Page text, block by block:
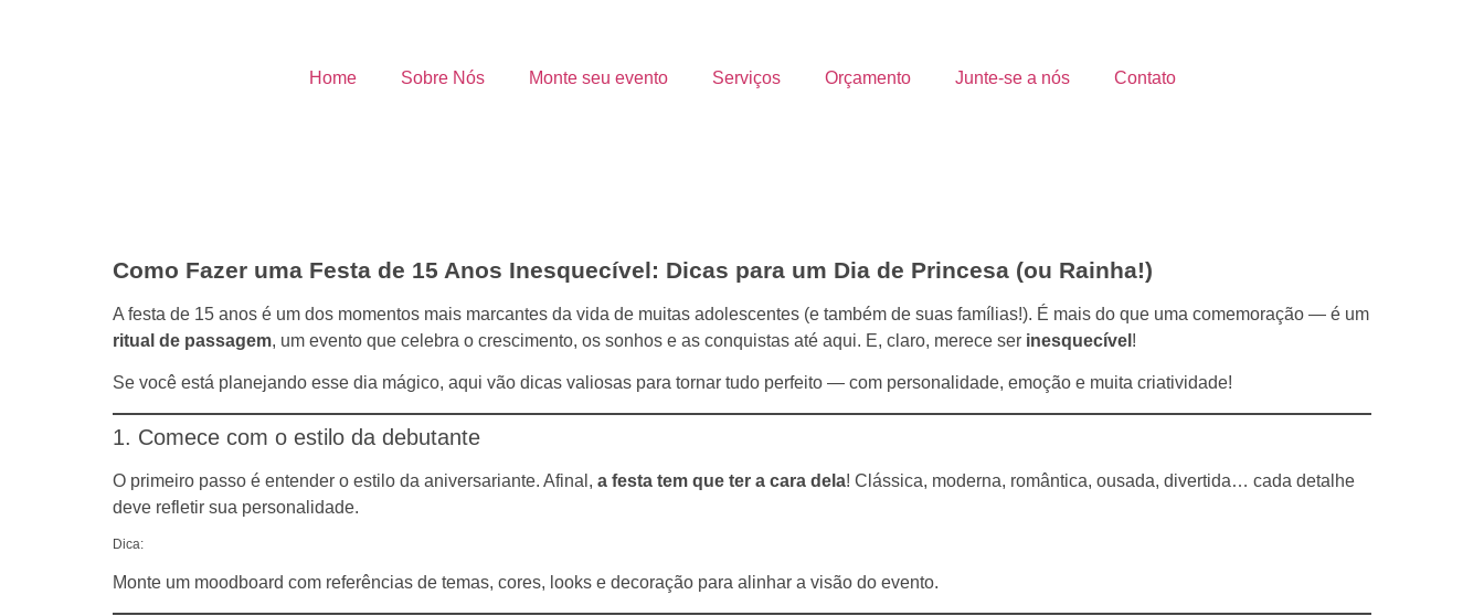
Home Sobre Nós Monte seu evento Serviços Orçamento Junte-se a nós Contato
Como Fazer uma Festa de 15 Anos Inesquecível: Dicas para um Dia de Princesa (ou Rainha!)
A festa de 15 anos é um dos momentos mais marcantes da vida de muitas adolescentes (e também de suas famílias!). É mais do que uma comemoração — é um
ritual de passagem, um evento que celebra o crescimento, os sonhos e as conquistas até aqui. E, claro, merece ser inesquecível !
Se você está planejando esse dia mágico, aqui vão dicas valiosas para tornar tudo perfeito — com personalidade, emoção e muita criatividade!
1. Comece com o estilo da debutante
O primeiro passo é entender o estilo da aniversariante. Afinal, a festa tem que ter a cara dela! Clássica, moderna, romântica, ousada, divertida… cada detalhe
deve refletir sua personalidade.
Dica:
Monte um moodboard com referências de temas, cores, looks e decoração para alinhar a visão do evento.